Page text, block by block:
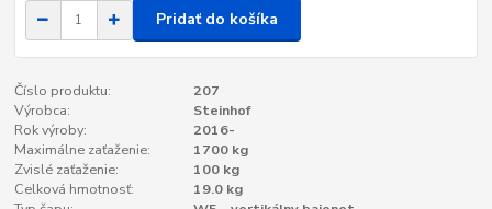
Pridať do košíka
Číslo produktu:
207
Výrobca:
Steinhof
Rok výroby:
2016-
Maximálne zaťaženie:
1700 kg
Zvislé zaťaženie:
100 kg
Celková hmotnosť:
19.0 kg